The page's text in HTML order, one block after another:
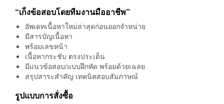
“เก็งข้อสอบโดยทีมงานมืออาชีพ”
อัพเดทเนื้อหาใหม่ล่าสุดก่อนออกจำหน่าย
มีสารบัญเนื้อหา
พร้อมเลขหน้า
เนื้อหากระชับ ตรงประเด็น
มีแนวข้อสอบ/แบบฝึกหัด พร้อมด้วยเฉลย
สรุปสาระสำคัญ เทคนิคสอบสัมภาษณ์
รูปแบบการสั่งซื้อ